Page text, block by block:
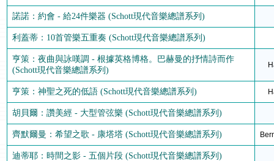
諾諾：約會 - 給24件樂器 (Schott現代音樂總譜系列)
利蓋蒂：10首管樂五重奏 (Schott現代音樂總譜系列)
亨策：夜曲與詠嘆調 - 根據英格博格。巴赫曼的抒情詩而作
(Schott現代音樂總譜系列)
亨策：神聖之死的低語 (Schott現代音樂總譜系列)
胡貝爾：讚美經 - 大型管弦樂 (Schott現代音樂總譜系列)
齊默爾曼：希望之歌 - 康塔塔 (Schott現代音樂總譜系列)
迪蒂耶：時間之影 - 五個片段 (Schott現代音樂總譜系列)